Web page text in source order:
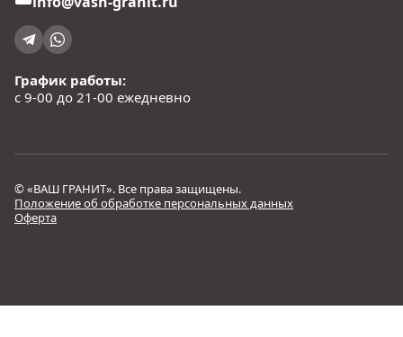
График работы:
с 9-00 до 21-00 ежедневно
© «ВАШ ГРАНИТ». Все права защищены.
Положение об обработке персональных данных
Оферта